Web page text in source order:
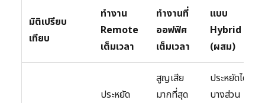
มิติเปรียบ
เทียบ
ทำงาน
Remote
เต็มเวลา
ทำงานที่
ออฟฟิศ
เต็มเวลา
แบบ
Hybrid
(ผสม)
ประหยัด
สูญเสีย
มากที่สุด
ประหยัดได้
บางส่วน